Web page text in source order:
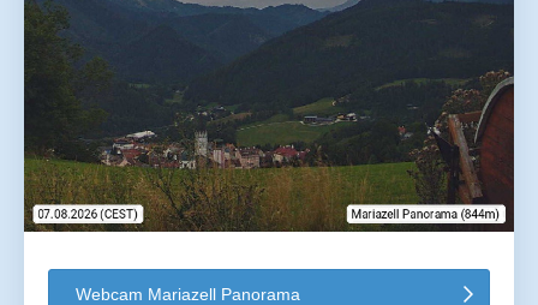
Webcam Mariazell Panorama